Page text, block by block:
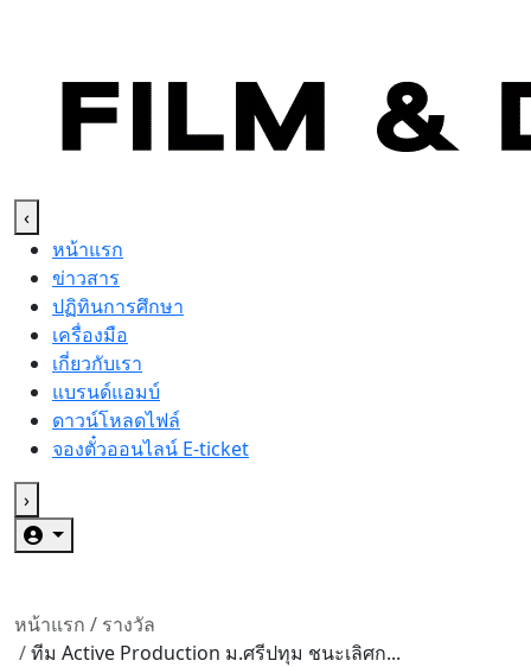
‹
หน้าแรก
ข่าวสาร
ปฏิทินการศึกษา
เครื่องมือ
เกี่ยวกับเรา
แบรนด์แอมบ์
ดาวน์โหลดไฟล์
จองตั๋วออนไลน์ E-ticket
›
หน้าแรก / รางวัล
/ทีม Active Production ม.ศรีปทุม ชนะเลิศก...